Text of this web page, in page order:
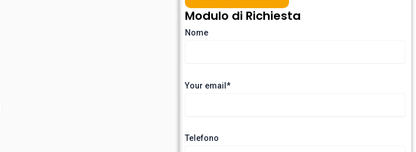
Modulo di Richiesta
Nome
Your email*
Telefono